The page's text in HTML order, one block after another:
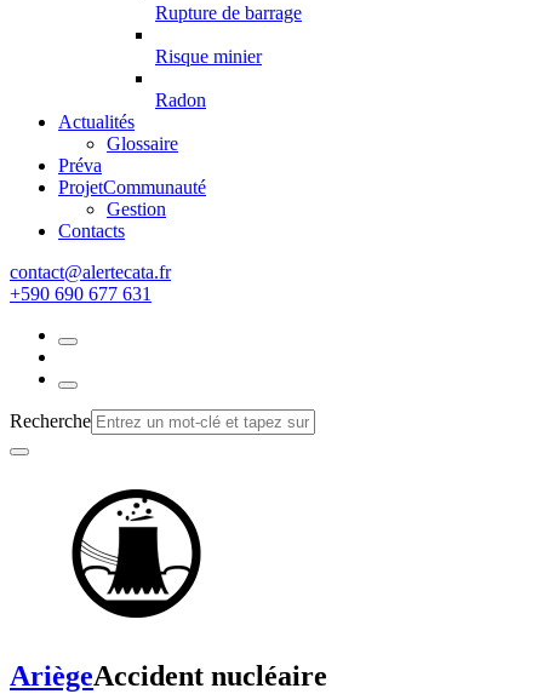
Rupture de barrage
Risque minier
Radon
Actualités
Glossaire
Préva
ProjetCommunauté
Gestion
Contacts
rf.atacetrela@tcatnoc
+590 690 677 631
Recherche
AriègeAccident nucléaire